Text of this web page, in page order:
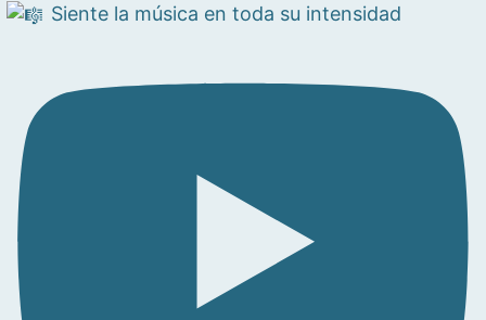
Siente la música en toda su intensidad